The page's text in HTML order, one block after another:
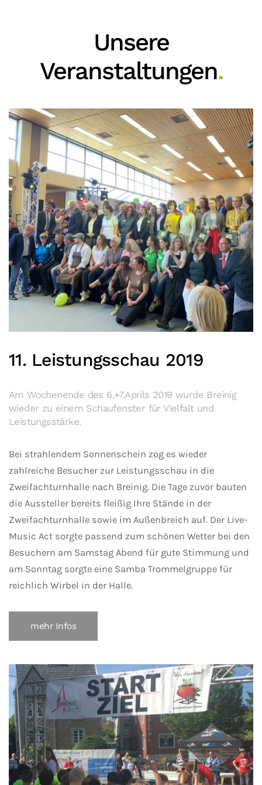
Unsere
Veranstaltungen.
11. Leistungsschau 2019
Am Wochenende des 6.+7.Aprils 2019 wurde Breinig
wieder zu einem Schaufenster für Vielfalt und
Leistungsstärke.
Bei strahlendem Sonnenschein zog es wieder
zahlreiche Besucher zur Leistungsschau in die
Zweifachturnhalle nach Breinig. Die Tage zuvor bauten
die Aussteller bereits fleißig Ihre Stände in der
Zweifachturnhalle sowie im Außenbreich auf. Der Live-
Music Act sorgte passend zum schönen Wetter bei den
Besuchern am Samstag Abend für gute Stimmung und
am Sonntag sorgte eine Samba Trommelgruppe für
reichlich Wirbel in der Halle.
mehr Infos